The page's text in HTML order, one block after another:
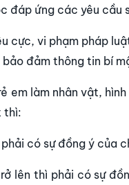
đáp ứng các yêu cầu
cực, vi phạm pháp
đảm thông tin bí
em làm nhân vật,
thì:
có sự đồng ý của
lên thì phải có sự